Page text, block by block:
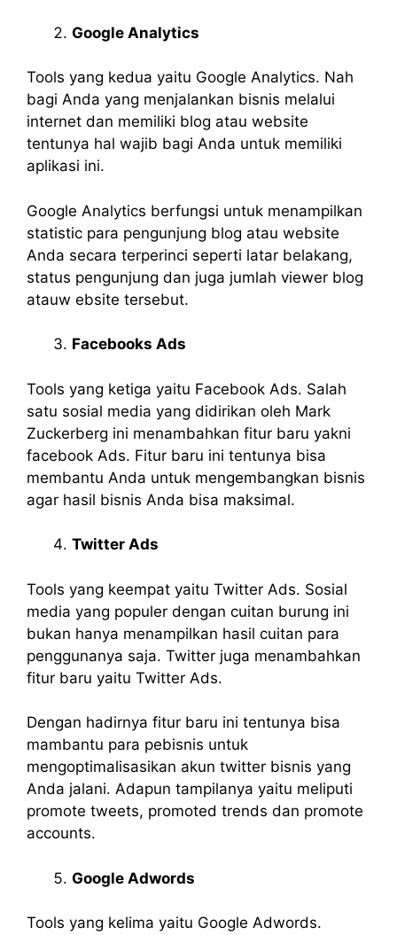
Google Analytics
Tools yang kedua yaitu Google Analytics. Nah
bagi Anda yang menjalankan bisnis melalui
internet dan memiliki blog atau website
tentunya hal wajib bagi Anda untuk memiliki
aplikasi ini.
Google Analytics berfungsi untuk menampilkan
statistic para pengunjung blog atau website
Anda secara terperinci seperti latar belakang,
status pengunjung dan juga jumlah viewer blog
atauw ebsite tersebut.
Facebooks Ads
Tools yang ketiga yaitu Facebook Ads. Salah
satu sosial media yang didirikan oleh Mark
Zuckerberg ini menambahkan fitur baru yakni
facebook Ads. Fitur baru ini tentunya bisa
membantu Anda untuk mengembangkan bisnis
agar hasil bisnis Anda bisa maksimal.
Twitter Ads
Tools yang keempat yaitu Twitter Ads. Sosial
media yang populer dengan cuitan burung ini
bukan hanya menampilkan hasil cuitan para
penggunanya saja. Twitter juga menambahkan
fitur baru yaitu Twitter Ads.
Dengan hadirnya fitur baru ini tentunya bisa
mambantu para pebisnis untuk
mengoptimalisasikan akun twitter bisnis yang
Anda jalani. Adapun tampilanya yaitu meliputi
promote tweets, promoted trends dan promote
accounts.
Google Adwords
Tools yang kelima yaitu Google Adwords.